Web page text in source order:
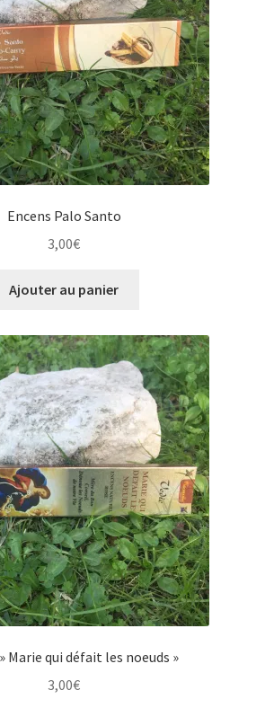
Encens Palo Santo
3,00€
Ajouter au panier
Marie qui défait les noeuds »
3,00€